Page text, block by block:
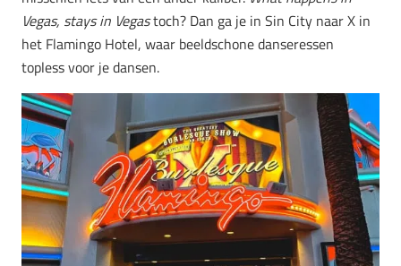
Vegas, stays in Vegastoch? Dan ga je in Sin City naar X in
het Flamingo Hotel, waar beeldschone danseressen
topless voor je dansen.